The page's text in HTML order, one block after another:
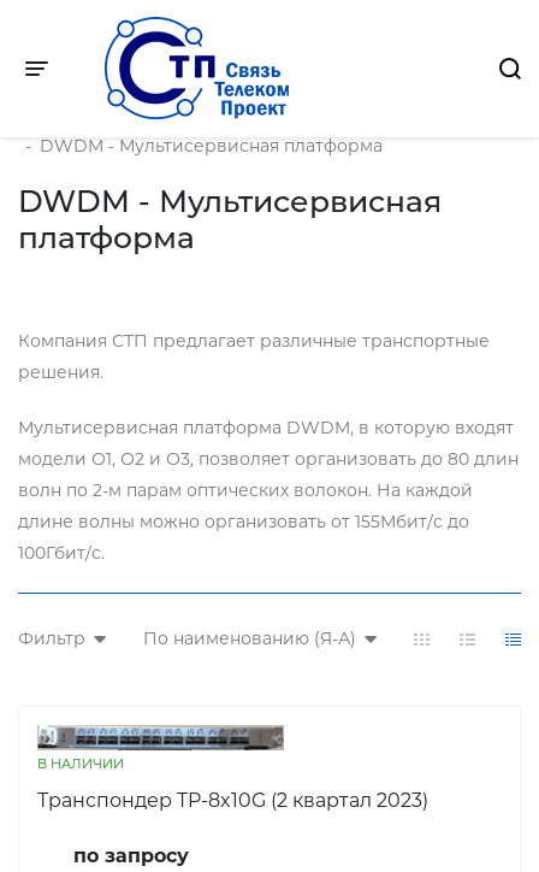
Toggle navigation
Продукция
- DWDM - Мультисервисная платформа
DWDM - Мультисервисная
платформа
Компания СТП предлагает различные транспортные
решения.
Мультисервисная платформа DWDM, в которую входят
модели О1, О2 и О3, позволяет организовать до 80 длин
волн по 2-м парам оптических волокон. На каждой
длине волны можно организовать от 155Мбит/c до
100Гбит/c.
Фильтр По наименованию (Я-А)
В НАЛИЧИИ
Транспондер TP-8x10G (2 квартал 2023)
по запросу